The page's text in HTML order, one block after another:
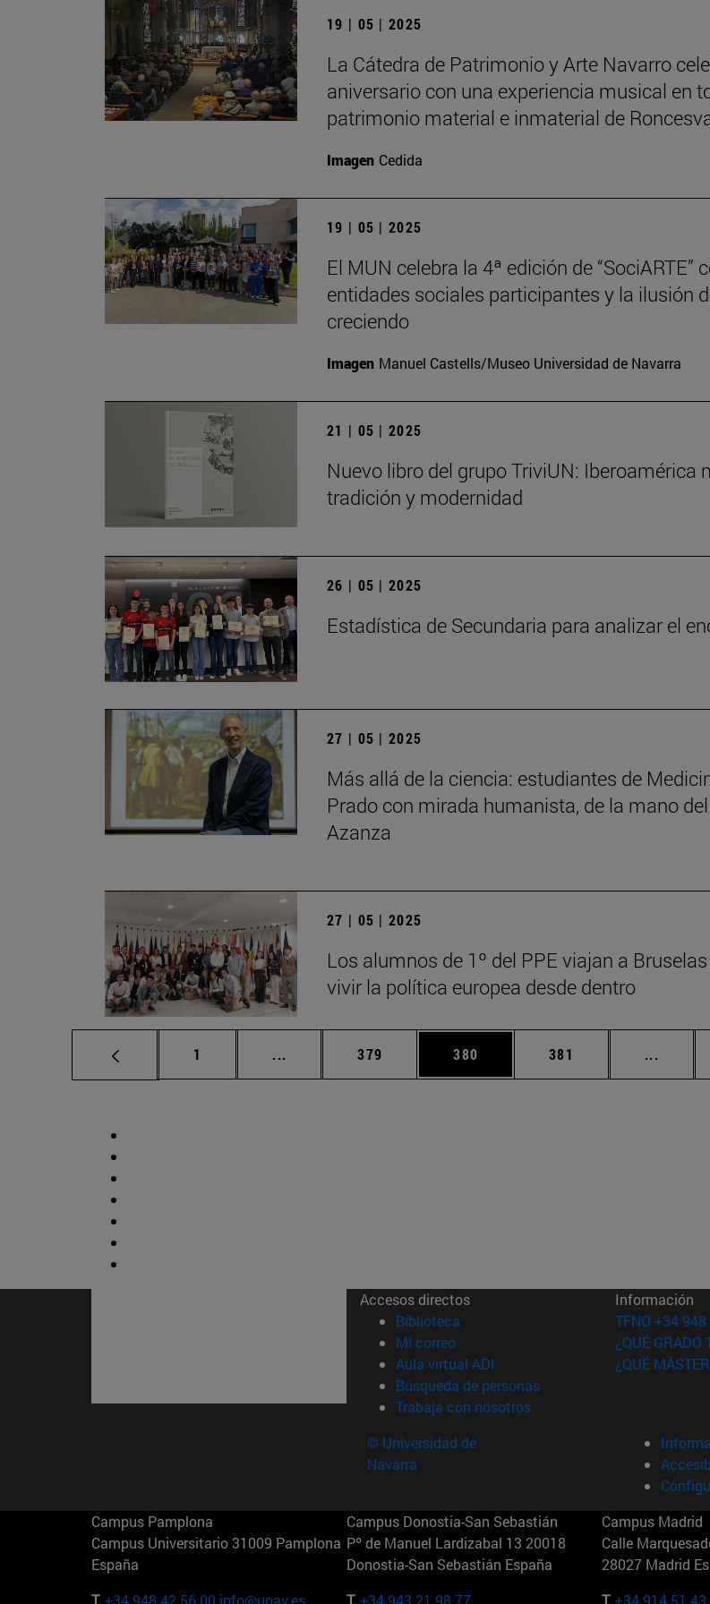
19 | 05 | 2025
La Cátedra de Patrimonio y Arte Navarro
aniversario con una experiencia musical en
patrimonio material e inmaterial de
Imagen Cedida
19 | 05 | 2025
El MUN celebra la 4ª edición de “SociARTE”
entidades sociales participantes y la ilusión
creciendo
Imagen Manuel Castells/Museo Universidad de Navarra
21 | 05 | 2025
Nuevo libro del grupo TriviUN: Iberoamérica
tradición y modernidad
26 | 05 | 2025
Estadística de Secundaria para analizar el
27 | 05 | 2025
Más allá de la ciencia: estudiantes de
Prado con mirada humanista, de la mano
Azanza
27 | 05 | 2025
Los alumnos de 1º del PPE viajan a
vivir la política europea desde dentro
Página
1 ... Páginas intermedias Use TAB para desplazarse.
Página
379 Página
380 Página
381 ...
Accesos directos
Biblioteca (abre en nueva ventana)
Mi correo(abre en nueva ventana)
Aula virtual ADI (abre en nueva ventana)
Búsqueda de personas(abre en nueva ventana)
Trabaja con nosotros(abre en nueva ventana)
Información
TFNO +34
¿QUÉ GRADO
¿QUÉ
© Universidad de
Navarra
Campus Pamplona
Campus Universitario 31009 Pamplona
España
T. +34 948 42 56 00 info@unav.es
Campus Donostia-San Sebastián
Pº de Manuel Lardizabal 13 20018
Donostia-San Sebastián España
T. +34 943 21 98 77
Campus Madrid
Calle
28027 Madrid
T. +34 914 51 43